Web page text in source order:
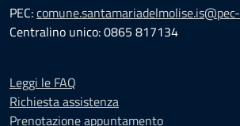
PEC:
Centralino unico: 0865 817134
Leggi le FAQ
Richiesta assistenza
Prenotazione appuntamento